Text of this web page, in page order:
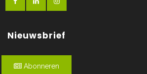
Nieuwsbrief
Abonneren